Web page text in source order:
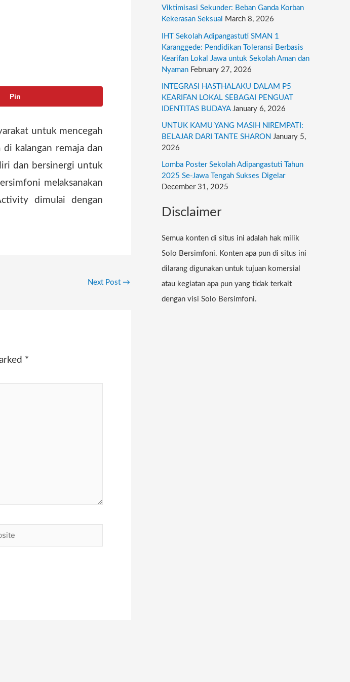
Pin
untuk mencegah
kalangan remaja dan
dan bersinergi untuk
melaksanakan
dimulai dengan
Next Post →
*
:
Viktimisasi Sekunder: Beban Ganda Korban
Kekerasan Seksual
March 8, 2026
IHT Sekolah Adipangastuti SMAN 1
Karanggede: Pendidikan Toleransi Berbasis
Kearifan Lokal Jawa untuk Sekolah Aman dan
Nyaman February 27, 2026
INTEGRASI HASTHALAKU DALAM P5
KEARIFAN LOKAL SEBAGAI PENGUAT
IDENTITAS BUDAYA January 6, 2026
UNTUK KAMU YANG MASIH NIREMPATI:
BELAJAR DARI TANTE SHARON January 5,
2026
Lomba Poster Sekolah Adipangastuti Tahun
2025 Se-Jawa Tengah Sukses Digelar
December 31, 2025
Disclaimer
Semua konten di situs ini adalah hak milik
Solo Bersimfoni. Konten apa pun di situs ini
dilarang digunakan untuk tujuan komersial
atau kegiatan apa pun yang tidak terkait
dengan visi Solo Bersimfoni.